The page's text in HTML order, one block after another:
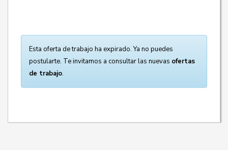
Esta oferta de trabajo ha expirado. Ya no puedes
postularte. Te invitamos a consultar las nuevas ofertas
de trabajo.